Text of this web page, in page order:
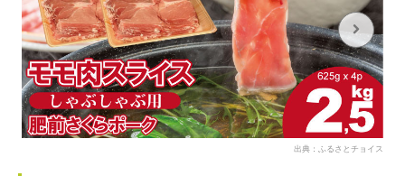
出典：ふるさとチョイス